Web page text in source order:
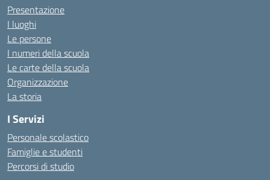
Presentazione
I luoghi
Le persone
I numeri della scuola
Le carte della scuola
Organizzazione
La storia
I Servizi
Personale scolastico
Famiglie e studenti
Percorsi di studio